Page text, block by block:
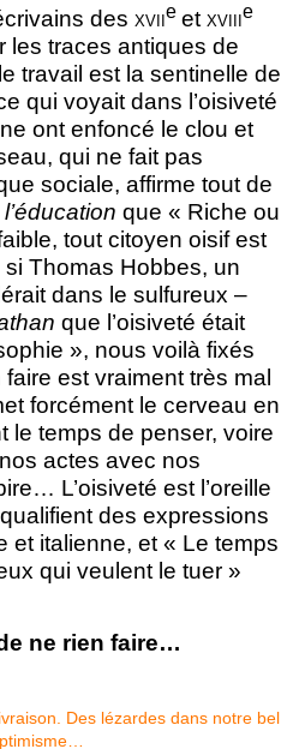
des xviie etxviiie
les traces antiques de
travail est la sentinelle de
qui voyait dans l’oisiveté
ont enfoncé le clou et
qui ne fait pas
sociale, affirme tout de
que « Riche ou
tout citoyen oisif est
Thomas Hobbes, un
dans le sulfureux –
que l’oisiveté était
», nous voilà fixés
est vraiment très mal
forcément le cerveau en
le temps de penser, voire
actes avec nos
L’oisiveté est l’oreille
des expressions
et italienne, et « Le temps
qui veulent le tuer »
ne rien faire…